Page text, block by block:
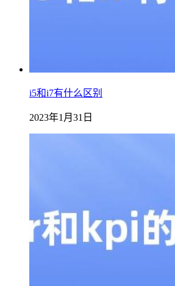
i5和i7有什么区别
2023年1月31日